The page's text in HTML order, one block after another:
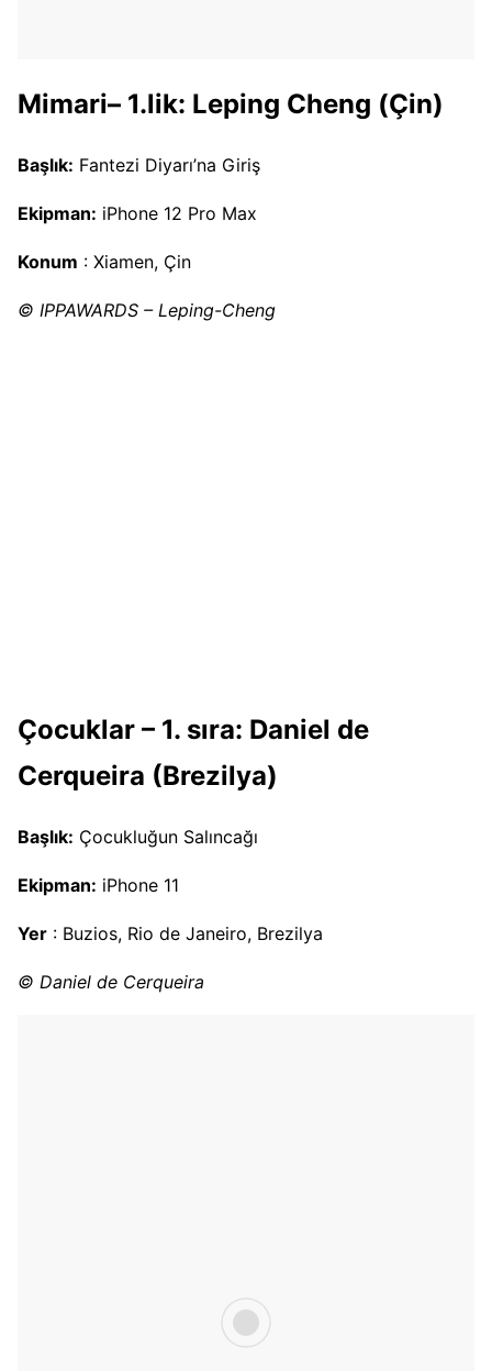
Mimari– 1.lik: Leping Cheng (Çin)
Başlık: Fantezi Diyarı’na Giriş
Ekipman: iPhone 12 Pro Max
Konum : Xiamen, Çin
© IPPAWARDS – Leping-Cheng
Çocuklar – 1. sıra: Daniel de
Cerqueira (Brezilya)
Başlık: Çocukluğun Salıncağı
Ekipman: iPhone 11
Yer : Buzios, Rio de Janeiro, Brezilya
© Daniel de Cerqueira